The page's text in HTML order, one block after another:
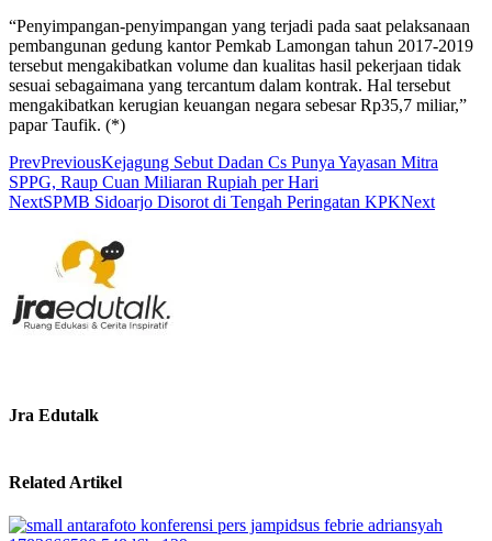
“Penyimpangan-penyimpangan yang terjadi pada saat pelaksanaan
pembangunan gedung kantor Pemkab Lamongan tahun 2017-2019
tersebut mengakibatkan volume dan kualitas hasil pekerjaan tidak
sesuai sebagaimana yang tercantum dalam kontrak. Hal tersebut
mengakibatkan kerugian keuangan negara sebesar Rp35,7 miliar,”
papar Taufik. (*)
PrevPreviousKejagung Sebut Dadan Cs Punya Yayasan Mitra
SPPG, Raup Cuan Miliaran Rupiah per Hari
Next‎‎SPMB Sidoarjo Disorot di Tengah Peringatan KPKNext
Jra Edutalk
Related Artikel